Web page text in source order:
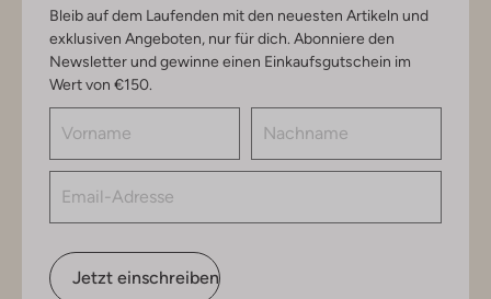
Bleib auf dem Laufenden mit den neuesten Artikeln und
exklusiven Angeboten, nur für dich. Abonniere den
Newsletter und gewinne einen Einkaufsgutschein im
Wert von €150.
Jetzt einschreiben